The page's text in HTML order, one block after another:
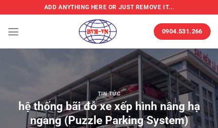
nội
ADD ANYTHING HERE OR JUST REMOVE IT...
0904.531.266
TIN TỨC
hệ thống bãi đỗ xe xếp hình nâng hạ
ngang (Puzzle Parking System)